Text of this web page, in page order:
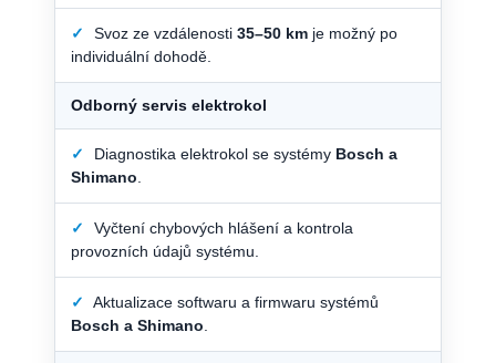
✓ Svoz ze vzdálenosti 35–50 km je možný po
individuální dohodě.
Odborný servis elektrokol
✓ Diagnostika elektrokol se systémy Bosch a
Shimano
✓
Vyčtení chybových hlášení a kontrola
provozních údajů systému.
✓
Aktualizace softwaru a firmwaru systémů
Bosch a Shimano